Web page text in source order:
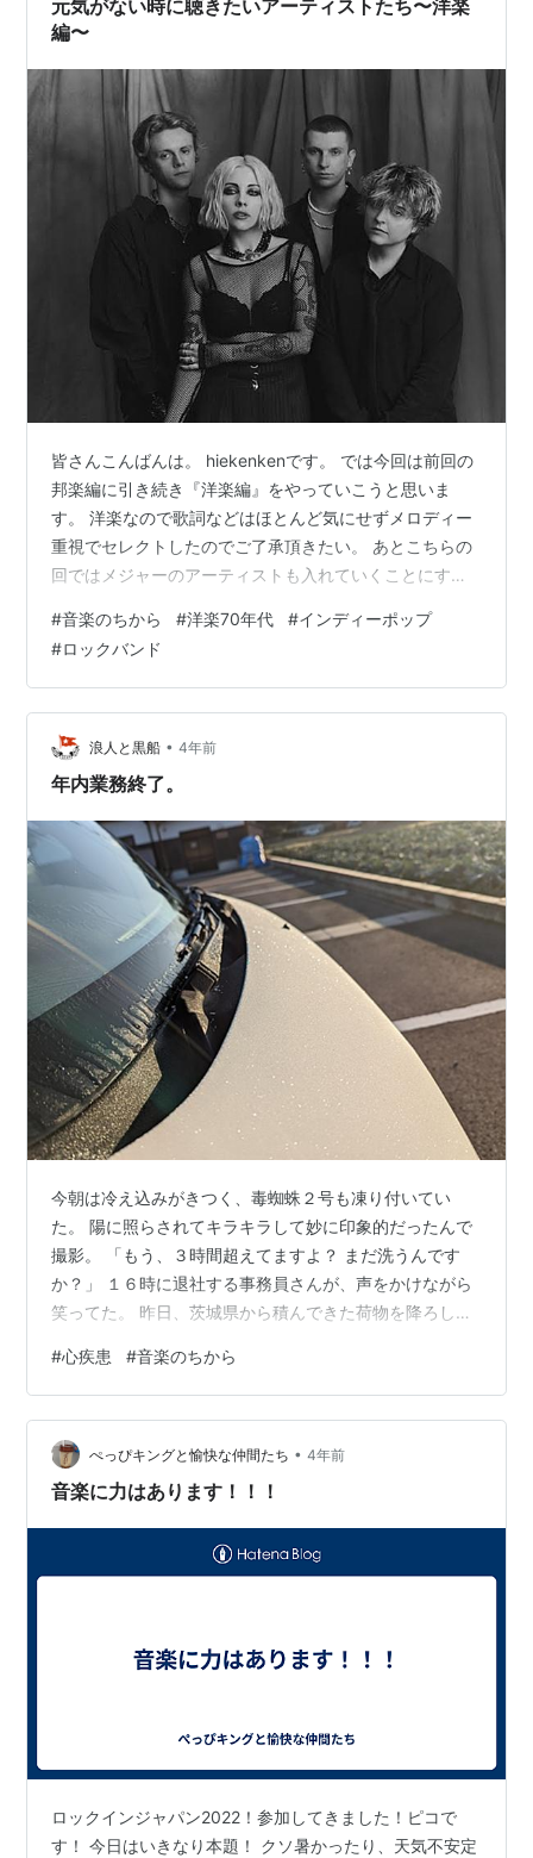
元気がない時に聴きたいアーティストたち〜洋楽
編〜
皆さんこんばんは。 hiekenkenです。 では今回は前回の
邦楽編に引き続き『洋楽編』をやっていこうと思いま
す。 洋楽なので歌詞などはほとんど気にせずメロディー
重視でセレクトしたのでご了承頂きたい。 あとこちらの
回ではメジャーのアーティストも入れていくことにす
ェスターで結成され2017年にメジャーデビューした ロッ
クバンド。 Pale Waves。 音楽ジャンルはインディーポ
ップ、ドリームポップ、シューゲイザーといった感じ
だ。 メンバーのビジュアルからしてハードな音楽をやり
そうな感じだが、親しみやすい曲調のものが多い。 アル
バムは20…
#音楽のちから #洋楽70年代 #インディーポップ
#ロックバンド
浪人と黒船 • 4年前
年内業務終了。
今朝は冷え込みがきつく、毒蜘蛛２号も凍り付いてい
た。 陽に照らされてキラキラして妙に印象的だったんで
撮影。 「もう、３時間超えてますよ？ まだ洗うんです
か？」 １６時に退社する事務員さんが、声をかけながら
笑ってた。 昨日、茨城県から積んできた荷物を降ろして
の業務終了だったので、いつにも増して洗う。 キャビン
倒して、ルーフや裏側も洗った。 荷台も道具全部降ろし
て、床を水洗い。 そりゃ、３時間で終わる訳ない。
（笑） 日が暮れ始める時間帯までかかって洗ってた。 今
朝はキャビン内の清掃。仮眠に使う布団類は持ち帰って
#心疾患 #音楽のちから
ぺっぴキングと愉快な仲間たち • 4年前
音楽に力はあります！！！
ロックインジャパン2022！参加してきました！ピコで
す！ 今日はいきなり本題！ クソ暑かったり、天気不安定